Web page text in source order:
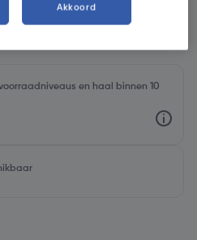
en haal binnen 10
Akkoord